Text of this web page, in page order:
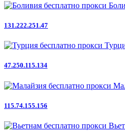
131.222.251.47
47.250.115.134
115.74.155.156